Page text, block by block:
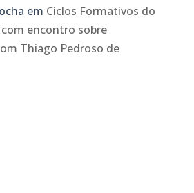
em Ciclos Formativos do
com encontro sobre
Thiago Pedroso de